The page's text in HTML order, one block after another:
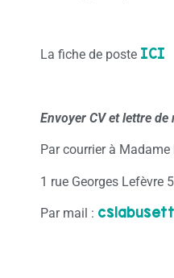
La fiche de poste ICI
Envoyer CV et lettre de
Par courrier à Madame
1 rue Georges Lefèvre
Par mail :